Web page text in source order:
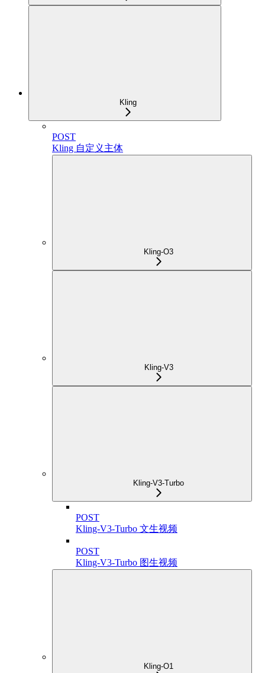
Kling
POST
Kling 自定义主体
Kling-O3
Kling-V3
Kling-V3-Turbo
POST
Kling-V3-Turbo 文生视频
POST
Kling-V3-Turbo 图生视频
Kling-O1